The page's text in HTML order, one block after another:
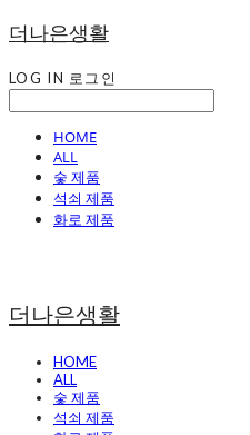
더나은생활
LOG IN 로그인
HOME
ALL
숯 제품
석쇠 제품
화로 제품
더나은생활
HOME
ALL
숯 제품
석쇠 제품